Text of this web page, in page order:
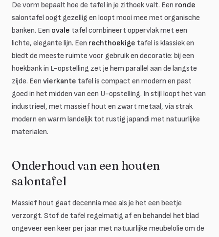
De vorm bepaalt hoe de tafel in je zithoek valt. Een ronde
salontafel oogt gezellig en loopt mooi mee met organische
banken. Een ovale tafel combineert oppervlak met een
lichte, elegante lijn. Een rechthoekige tafel is klassiek en
biedt de meeste ruimte voor gebruik en decoratie: bij een
hoekbank in L-opstelling zet je hem parallel aan de langste
zijde. Een vierkante tafel is compact en modern en past
goed in het midden van een U-opstelling. In stijl loopt het van
industrieel, met massief hout en zwart metaal, via strak
modern en warm landelijk tot rustig japandi met natuurlijke
materialen.
Onderhoud van een houten
salontafel
Massief hout gaat decennia mee als je het een beetje
verzorgt. Stof de tafel regelmatig af en behandel het blad
ongeveer een keer per jaar met natuurlijke meubelolie om de